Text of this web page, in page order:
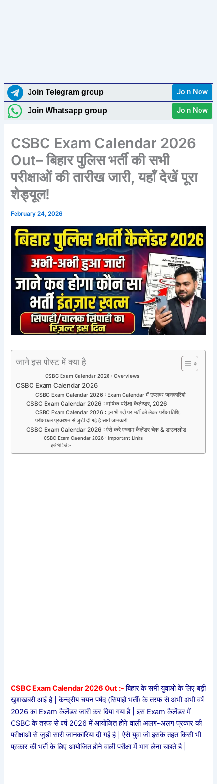
Join Telegram group Join Now
Join Whatsapp group Join Now
CSBC Exam Calendar 2026
Out– बिहार पुलिस भर्ती की सभी
परीक्षाओं की तारीख जारी, यहाँ देखें पूरा
शेड्यूल!
February 24, 2026
जाने इस पोस्ट में क्या है
CSBC Exam Calendar 2026 : Overviews
CSBC Exam Calendar 2026
CSBC Exam Calendar 2026 : Exam Calendar में उपलब्ध जानकारियां
CSBC Exam Calendar 2026 : वार्षिक परीक्षा कैलेण्डर, 2026
CSBC Exam Calendar 2026 : इन भी पदों पर भर्ती को लेकर परीक्षा तिथि,
परीक्षाफल प्रकाशन से जुड़ी दी गई है सारी जानकारी
CSBC Exam Calendar 2026 : ऐसे करे एग्जाम कैलेंडर चेक & डाउनलोड
CSBC Exam Calendar 2026 : Important Links
इन्हें भी देखे :-
CSBC Exam Calendar 2026 Out :- बिहार के सभी युवाओ के लिए बड़ी
खुशखबरी आई है | केन्द्रीय चयन पर्षद (सिपाही भर्ती) के तरफ से अभी अभी वर्ष
2026 का Exam कैलेंडर जारी कर दिया गया है | इस Exam कैलेंडर में
CSBC के तरफ से वर्ष 2026 में आयोजित होने वाली अलग-अलग प्रकार की
परीक्षाओ से जुड़ी सारी जानकारियां दी गई है | ऐसे युवा जो इसके तहत किसी भी
प्रकार की भर्ती के लिए आयोजित होने वाली परीक्षा में भाग लेना चाहते है |